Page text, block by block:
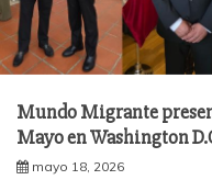
Mundo Migrante
Mayo en Washington
mayo 18, 2026